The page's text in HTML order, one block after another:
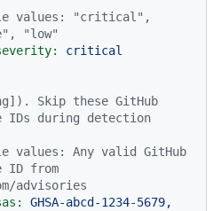
values: "critical",
"low"
critical
Skip these GitHub
IDs during detection
values: Any valid GitHub
ID from
advisories
GHSA-abcd-1234-5679,